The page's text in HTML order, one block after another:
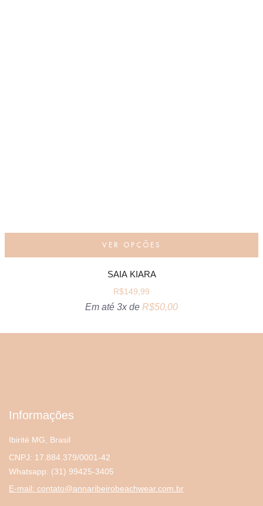
VER OPÇÕES
SAIA KIARA
R$149,99
Em até 3x de R$50,00
Informações
Ibirité MG, Brasil
CNPJ: 17.884.379/0001-42
Whatsapp: (31) 99425-3405
E-mail: contato@annaribeirobeachwear.com.br